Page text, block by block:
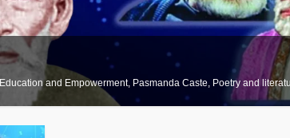
Education and Empowerment, Pasmanda Caste, Poetry and